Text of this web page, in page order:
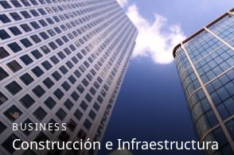
BUSINESS
Construcción e Infraestructura